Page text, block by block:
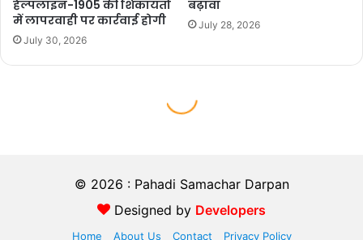
© 2026 : Pahadi Samachar Darpan
Designed by Developers
Home About Us Contact Privacy Policy